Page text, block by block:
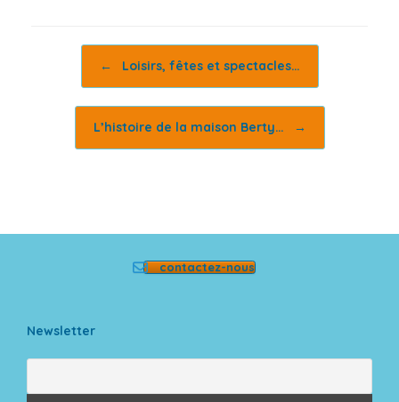
← Loisirs, fêtes et spectacles…
L’histoire de la maison Berty… →
contactez-nous
Newsletter